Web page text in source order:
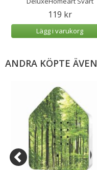
119 kr
Lägg i varukorg
ANDRA KÖPTE ÄVEN